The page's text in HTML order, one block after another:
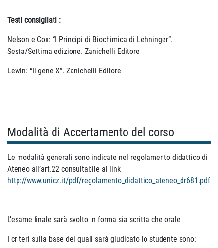
Testi consigliati :
Nelson e Cox: “I Principi di Biochimica di Lehninger”.
Sesta/Settima edizione. Zanichelli Editore
Lewin: “Il gene X”. Zanichelli Editore
Modalità di Accertamento del corso
Le modalità generali sono indicate nel regolamento didattico di
Ateneo all’art.22 consultabile al link
http://www.unicz.it/pdf/regolamento_didattico_ateneo_dr681.pdf
L’esame finale sarà svolto in forma sia scritta che orale
I criteri sulla base dei quali sarà giudicato lo studente sono: